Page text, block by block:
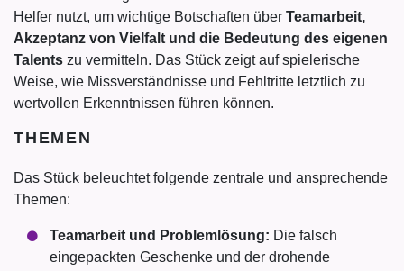
Helfer nutzt, um wichtige Botschaften über Teamarbeit,
Akzeptanz von Vielfalt und die Bedeutung des eigenen
Talents zu vermitteln. Das Stück zeigt auf spielerische
Weise, wie Missverständnisse und Fehltritte letztlich zu
wertvollen Erkenntnissen führen können.
THEMEN
Das Stück beleuchtet folgende zentrale und ansprechende
Themen:
Teamarbeit und Problemlösung: Die falsch
eingepackten Geschenke und der drohende